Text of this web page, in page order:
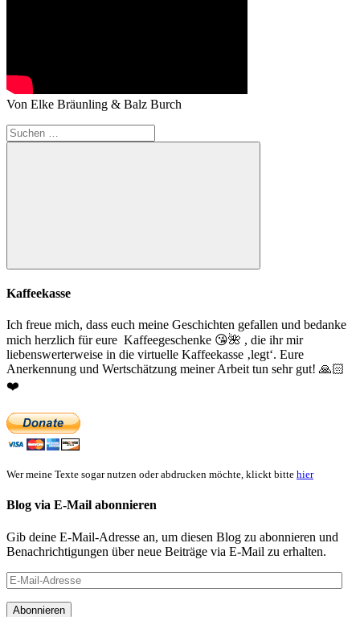
Von Elke Bräunling & Balz Burch
Suchen
nach:
Suchen
Kaffeekasse
Ich freue mich, dass euch meine Geschichten gefallen und bedanke
mich herzlich für eure Kaffeegeschenke 😘🌺 , die ihr mir
liebenswerterweise in die virtuelle Kaffeekasse ‚legt‘. Eure
Anerkennung und Wertschätzung meiner Arbeit tun sehr gut! 🙏🏻
❤️
Wer meine Texte sogar nutzen oder abdrucken möchte, klickt bitte hier
Blog via E-Mail abonnieren
Gib deine E-Mail-Adresse an, um diesen Blog zu abonnieren und
Benachrichtigungen über neue Beiträge via E-Mail zu erhalten.
E-
Mail-
Adresse
Abonnieren